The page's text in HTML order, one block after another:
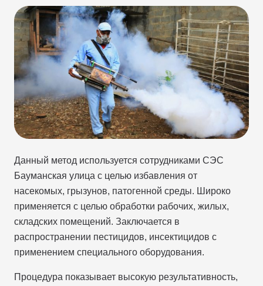
Данный метод используется сотрудниками СЭС
Бауманская улица с целью избавления от
насекомых, грызунов, патогенной среды. Широко
применяется с целью обработки рабочих, жилых,
складских помещений. Заключается в
распространении пестицидов, инсектицидов с
применением специального оборудования.
Процедура показывает высокую результативность,